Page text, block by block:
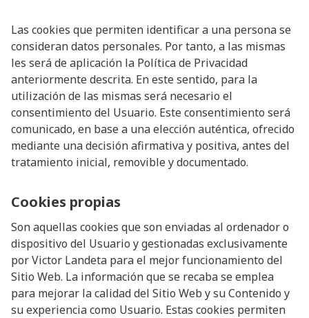
Las cookies que permiten identificar a una persona se
consideran datos personales. Por tanto, a las mismas
les será de aplicación la Política de Privacidad
anteriormente descrita. En este sentido, para la
utilización de las mismas será necesario el
consentimiento del Usuario. Este consentimiento será
comunicado, en base a una elección auténtica, ofrecido
mediante una decisión afirmativa y positiva, antes del
tratamiento inicial, removible y documentado.
Cookies propias
Son aquellas cookies que son enviadas al ordenador o
dispositivo del Usuario y gestionadas exclusivamente
porVictor Landeta para el mejor funcionamiento del
Sitio Web. La información que se recaba se emplea
para mejorar la calidad del Sitio Web y su Contenido y
su experiencia como Usuario. Estas cookies permiten